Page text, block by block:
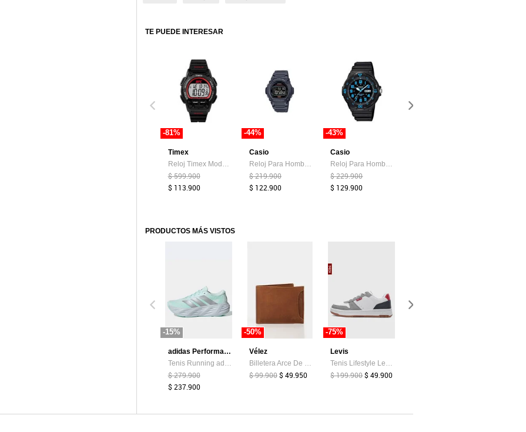
TE PUEDE INTERESAR
-81%
Timex
Reloj Timex Modelo TW5M52500 Negro Hombre
$ 599.900
$ 113.900
-44%
Casio
Reloj Para Hombre Casio W219H-8Bvdf Negro
$ 219.900
$ 122.900
-43%
Casio
Reloj Para Hombre Casio Mrw_200H_2Bv Negro
$ 229.900
$ 129.900
PRODUCTOS MÁS VISTOS
-15%
adidas Performance
Tenis Running adidas Performance Galaxy 8 Verde Menta
$ 279.900
$ 237.900
-50%
Vélez
Billetera Arce De Cuero Para Hombre Tarjetero Extraible Billetera Arce De Cuero Para Hombre Tarjetero Extraible Miel VÉLEZ
$ 99.900$ 49.950
-75%
Levis
Tenis Lifestyle Levi's Drive Lo Blanco
$ 199.900$ 49.900